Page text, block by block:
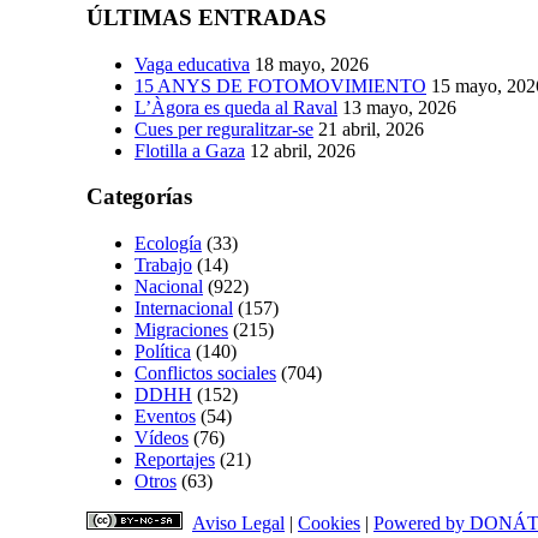
ÚLTIMAS ENTRADAS
Vaga educativa 18 mayo, 2026
15 ANYS DE FOTOMOVIMIENTO 15 mayo,
L’Àgora es queda al Raval 13 mayo, 2026
Cues per reguralitzar-se 21 abril, 2026
Flotilla a Gaza 12 abril, 2026
Categorías
Ecología (33)
Trabajo (14)
Nacional (922)
Internacional (157)
Migraciones (215)
Política (140)
Conflictos sociales (704)
DDHH (152)
Eventos (54)
Vídeos (76)
Reportajes (21)
Otros (63)
Aviso Legal | Cookies | Powered by